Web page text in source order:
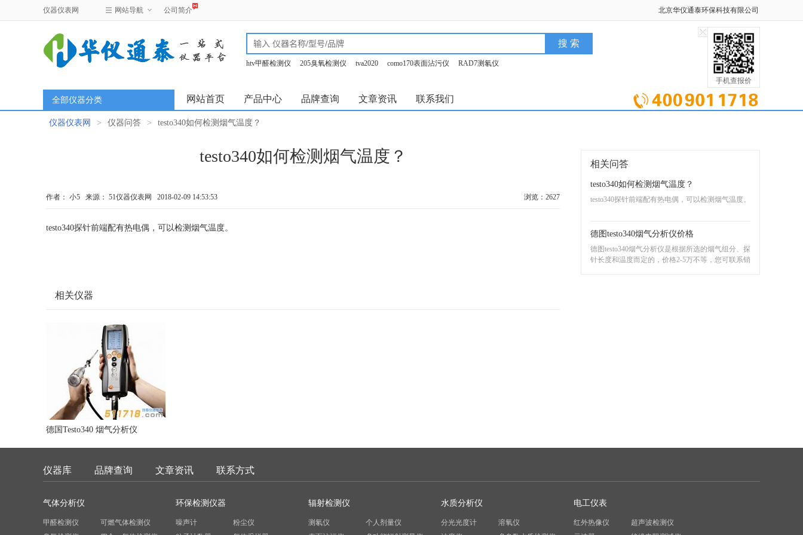
北京华仪通泰环保科技有限公司
仪器仪表网 网站导航 公司简介
htv甲醛检测仪 205臭氧检测仪 tva2020 como170表面沾污仪
RAD7测氡仪
手机查报价
网站首页 产品中心 品牌查询 文章资讯 联系我们
全部仪器分类
仪器仪表网 > 仪器问答 > testo340如何检测烟气温度？
testo340如何检测烟气温度？
作者： 小5 来源： 51仪器仪表网 2018-02-09 14:53:53 浏览：2627
testo340探针前端配有热电偶，可以检测烟气温度。
相关仪器
德国Testo340 烟气分析仪
相关问答
testo340如何检测烟气温度？
testo340探针前端配有热电偶，可以检测烟气温度。
德图testo340烟气分析仪价格
德图testo340烟气分析仪是根据所选的烟气组分、探
针长度和温度而定的，价格2-5万不等，您可联系销
仪器库 品牌查询 文章资讯 联系方式
气体分析仪
甲醛检测仪
可燃气体检测仪
环保检测仪器
噪声计
粉尘仪
辐射检测仪
测氡仪
个人剂量仪
水质分析仪
分光光度计
溶氧仪
电工仪表
红外热像仪
超声波检测仪